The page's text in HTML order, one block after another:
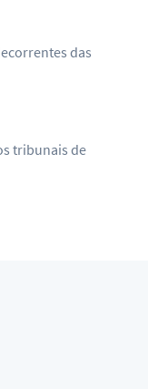
das
tribunais de